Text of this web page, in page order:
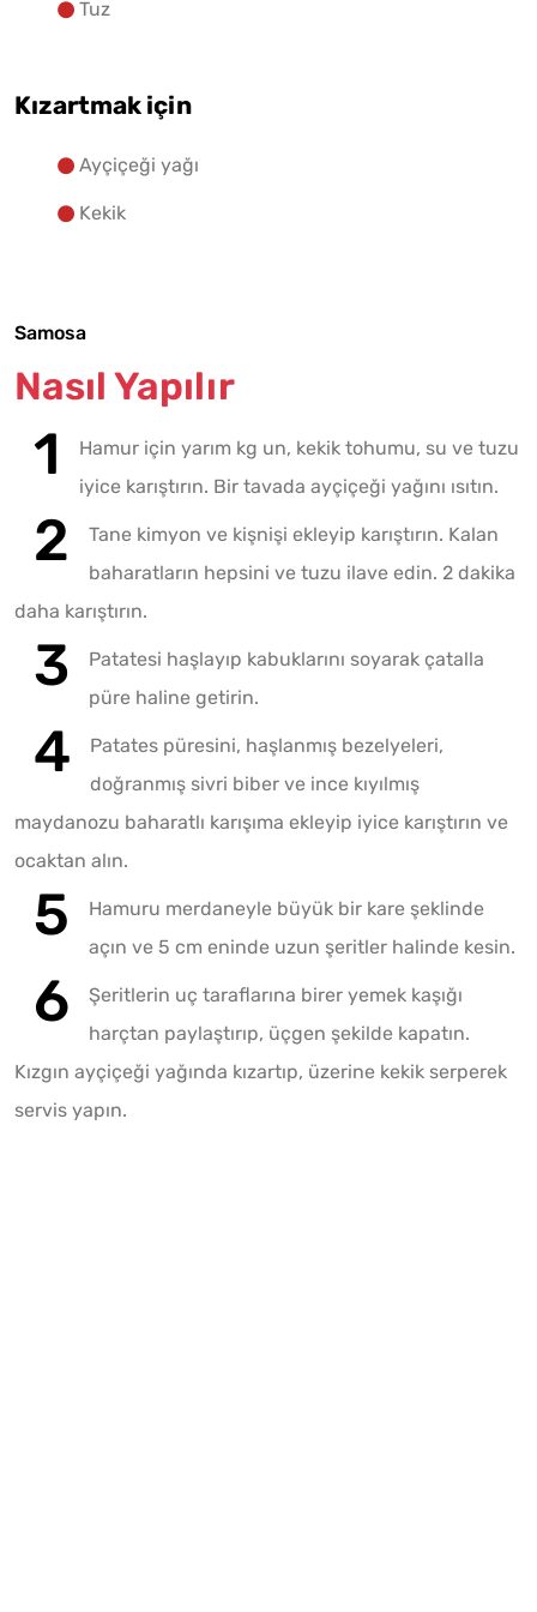
Tuz
Kızartmak için
Ayçiçeği yağı
Kekik
Samosa
Nasıl Yapılır
Hamur için yarım kg un, kekik tohumu, su ve tuzu
iyice karıştırın. Bir tavada ayçiçeği yağını ısıtın.
Tane kimyon ve kişnişi ekleyip karıştırın. Kalan
baharatların hepsini ve tuzu ilave edin. 2 dakika
daha karıştırın.
Patatesi haşlayıp kabuklarını soyarak çatalla
püre haline getirin.
Patates püresini, haşlanmış bezelyeleri,
doğranmış sivri biber ve ince kıyılmış
maydanozu baharatlı karışıma ekleyip iyice karıştırın ve
ocaktan alın.
Hamuru merdaneyle büyük bir kare şeklinde
açın ve 5 cm eninde uzun şeritler halinde kesin.
Şeritlerin uç taraflarına birer yemek kaşığı
harçtan paylaştırıp, üçgen şekilde kapatın.
Kızgın ayçiçeği yağında kızartıp, üzerine kekik serperek
servis yapın.